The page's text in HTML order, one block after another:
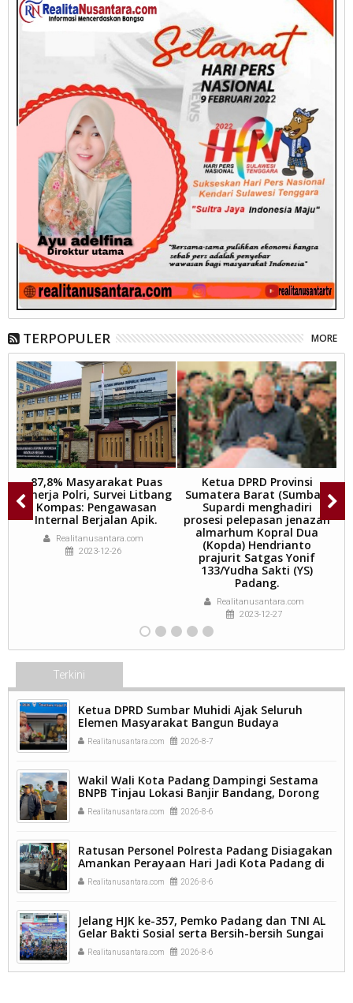
TERPOPULER MORE
87,8% Masyarakat Puas
Kinerja Polri, Survei Litbang
Kompas: Pengawasan
Internal Berjalan Apik.
Realitanusantara.com
2023-12-26
Ketua DPRD Provinsi
Sumatera Barat (Sumbar)
Supardi menghadiri
prosesi pelepasan jenazah
almarhum Kopral Dua
(Kopda) Hendrianto
prajurit Satgas Yonif
133/Yudha Sakti (YS)
Padang.
Realitanusantara.com
2023-12-27
Terkini
Ketua DPRD Sumbar Muhidi Ajak Seluruh
Elemen Masyarakat Bangun Budaya
Kewaspadaan Dini Demi Menjaga Kamtibmas.
Realitanusantara.com 2026-8-7
Wakil Wali Kota Padang Dampingi Sestama
BNPB Tinjau Lokasi Banjir Bandang, Dorong
Percepatan Penanganan Pascabencana.
Realitanusantara.com 2026-8-6
Ratusan Personel Polresta Padang Disiagakan
Amankan Perayaan Hari Jadi Kota Padang di
Kawasan Pantai Padang.
Realitanusantara.com 2026-8-6
Jelang HJK ke-357, Pemko Padang dan TNI AL
Gelar Bakti Sosial serta Bersih-bersih Sungai
Batang Arau.
Realitanusantara.com 2026-8-6